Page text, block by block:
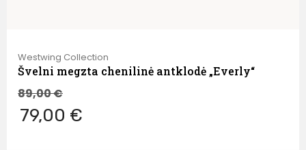
Westwing Collection
Švelni megzta chenilinė antklodė „Everly“
89,00€
79,00 €